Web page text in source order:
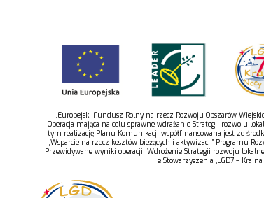
„Europejski Fundusz Rolny na rzecz Rozwoju Obszarów
Operacja mająca na celu sprawne wdrażanie Strategii rozwoju
tym realizację Planu Komunikacji współfinansowana jest ze
„Wsparcie na rzecz kosztów bieżących i aktywizacji” Programu
Przewidywane wyniki operacji: Wdrożenie Strategii rozwoju
e Stowarzyszenia „LGD7 – Kraina